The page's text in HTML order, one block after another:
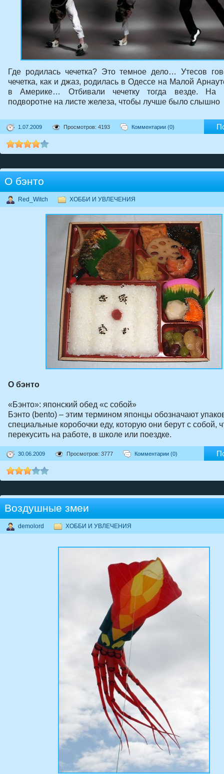
Где родилась чечетка? Это темное дело… Утесов
чечетка, как и джаз, родилась в Одессе на Малой
в Америке… Отбивали чечетку тогда везде. На
подворотне на листе железа, чтобы лучше было слышно
1.07.2009 Просмотров: 4193 Комментарии (0)
О бэнто
Red_Witch ХОББИ И УВЛЕЧЕНИЯ
О бэнто
«Бэнто»: японский обед «с собой»
Бэнто (bento) – этим термином японцы обозначают
специальные коробочки еду, которую они берут с собой,
перекусить на работе, в школе или поездке.
30.06.2009 Просмотров: 3777 Комментарии (0)
Воздушные змеи
demolord ХОББИ И УВЛЕЧЕНИЯ